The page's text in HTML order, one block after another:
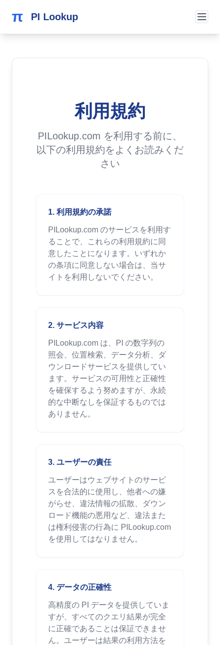
π PI Lookup
利用規約
PILookup.com を利用する前に、
以下の利用規約をよくお読みくだ
さい
1. 利用規約の承諾
PILookup.com のサービスを利用す
ることで、これらの利用規約に同
意したことになります。いずれか
の条項に同意しない場合は、当サ
イトを利用しないでください。
2. サービス内容
PILookup.com は、PI の数字列の
照会、位置検索、データ分析、ダ
ウンロードサービスを提供してい
ます。サービスの可用性と正確性
を確保するよう努めますが、永続
的な中断なしを保証するものでは
ありません。
3. ユーザーの責任
ユーザーはウェブサイトのサービ
スを合法的に使用し、他者への嫌
がらせ、違法情報の拡散、ダウン
ロード機能の悪用など、違法また
は権利侵害の行為に PILookup.com
を使用してはなりません。
4. データの正確性
高精度の PI データを提供していま
すが、すべてのクエリ結果が完全
に正確であることは保証できませ
ん。ユーザーは結果の利用方法を